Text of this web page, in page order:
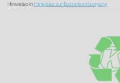
Hinweise in Hinweise zur Batterieentsorgung